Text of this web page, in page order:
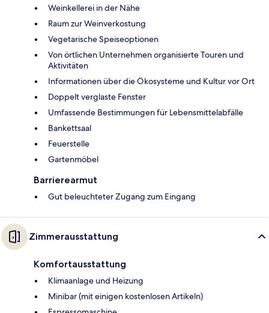
Weinkellerei in der Nähe
Raum zur Weinverkostung
Vegetarische Speiseoptionen
Von örtlichen Unternehmen organisierte Touren und
Aktivitäten
Informationen über die Ökosysteme und Kultur vor Ort
Doppelt verglaste Fenster
Umfassende Bestimmungen für Lebensmittelabfälle
Bankettsaal
Feuerstelle
Gartenmöbel
Barrierearmut
Gut beleuchteter Zugang zum Eingang
Zimmerausstattung
Komfortausstattung
Klimaanlage und Heizung
Minibar (mit einigen kostenlosen Artikeln)